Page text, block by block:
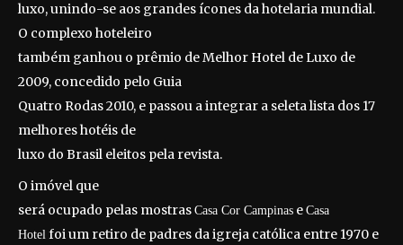
luxo, unindo-se aos grandes ícones da hotelaria mundial.
O complexo hoteleiro
também ganhou o prêmio de Melhor Hotel de Luxo de
2009, concedido pelo Guia
Quatro Rodas 2010, e passou a integrar a seleta lista dos 17
melhores hotéis de
luxo do Brasil eleitos pela revista.
O imóvel que
será ocupado pelas mostras Casa Cor Campinas e Casa
Hotel foi um retiro de padres da igreja católica entre 1970 e